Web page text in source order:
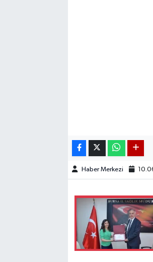
Haber Merkezi